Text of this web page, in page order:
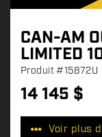
CAN-AM
LIMITED
Produit#15872U
P
r
14 145 $
Voir plus